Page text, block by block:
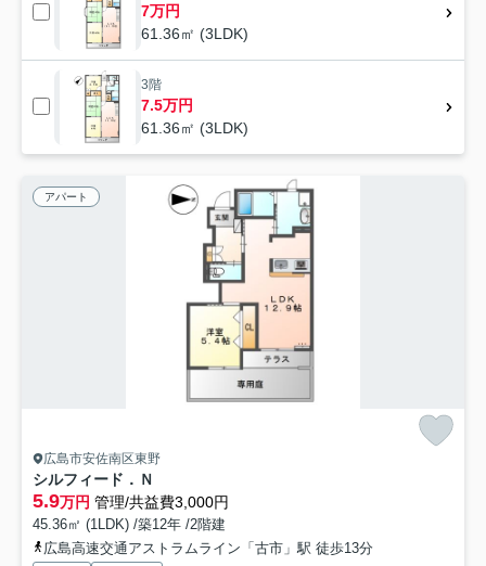
7万円
61.36㎡ (3LDK)
3階
7.5万円
61.36㎡ (3LDK)
アパート
広島市安佐南区東野
シルフィード．Ｎ
5.9万円 管理/共益費3,000円
45.36㎡ (1LDK) /築12年 /2階建
広島高速交通アストラムライン「古市」駅 徒歩13分